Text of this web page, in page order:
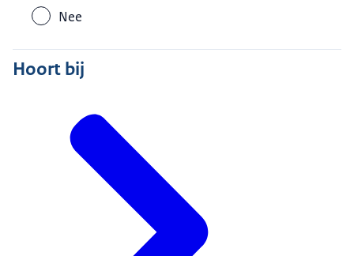
Nee
Hoort bij